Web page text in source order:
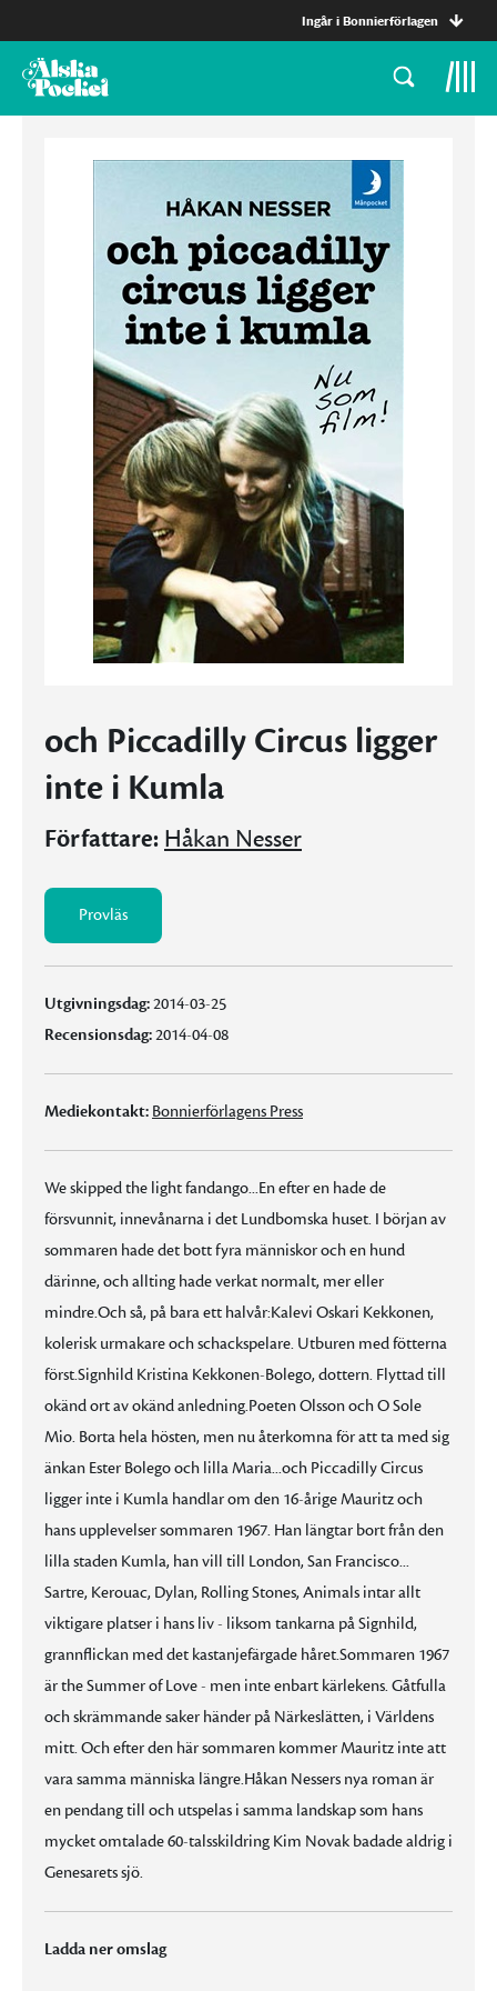
Ingår i Bonnierförlagen
och Piccadilly Circus ligger
inte i Kumla
Författare: Håkan Nesser
Provläs
Utgivningsdag:2014-03-25
Recensionsdag:2014-04-08
Mediekontakt: Bonnierförlagens Press
We skipped the light fandango...En efter en hade de
försvunnit, innevånarna i det Lundbomska huset. I början av
sommaren hade det bott fyra människor och en hund
därinne, och allting hade verkat normalt, mer eller
mindre.Och så, på bara ett halvår:Kalevi Oskari Kekkonen,
kolerisk urmakare och schackspelare. Utburen med fötterna
först.Signhild Kristina Kekkonen-Bolego, dottern. Flyttad till
okänd ort av okänd anledning.Poeten Olsson och O Sole
Mio. Borta hela hösten, men nu återkomna för att ta med sig
änkan Ester Bolego och lilla Maria...och Piccadilly Circus
ligger inte i Kumla handlar om den 16-årige Mauritz och
hans upplevelser sommaren 1967. Han längtar bort från den
lilla staden Kumla, han vill till London, San Francisco...
Sartre, Kerouac, Dylan, Rolling Stones, Animals intar allt
viktigare platser i hans liv - liksom tankarna på Signhild,
grannflickan med det kastanjefärgade håret.Sommaren 1967
är the Summer of Love - men inte enbart kärlekens. Gåtfulla
och skrämmande saker händer på Närkeslätten, i Världens
mitt. Och efter den här sommaren kommer Mauritz inte att
vara samma människa längre.Håkan Nessers nya roman är
en pendang till och utspelas i samma landskap som hans
mycket omtalade 60-talsskildring Kim Novak badade aldrig i
Genesarets sjö.
Ladda ner omslag